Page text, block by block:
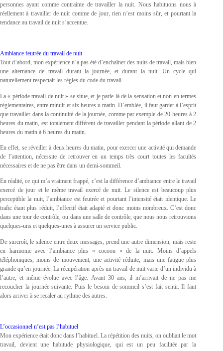
personnes ayant comme contrainte de travailler la nuit. Nous habituons nous à
réellement à travailler de nuit comme de jour, rien n’est moins sûr, et pourtant la
tendance au travail de nuit s’accentue.
Ambiance feutrée du travail de nuit
Tout d’abord, mon expérience n’a pas été d’enchaîner des nuits de travail, mais bien
une alternance de travail durant la journée, et durant la nuit. Un cycle qui
naturellement respectait les règles du code du travail.
La « période travail de nuit » se situe, et je parle là de la sensation et non en termes
réglementaires, entre minuit et six heures u matin. D’emblée, il faut garder à l’esprit
que travailler dans la continuité de la journée, comme par exemple de 20 heures à 2
heures du matin, est totalement différent de travailler pendant la période allant de 2
heures du matin à 6 heures du matin.
En effet, se réveiller à deux heures du matin, pour exercer une activité qui demande
de l’attention, nécessite de retrouver en un temps très court toutes les facultés
nécessaires et de ne pas être dans un demi-sommeil.
En réalité, ce qui m’a vraiment frappé, c’est la différence d’ambiance entre le travail
exercé de jour et le même travail exercé de nuit. Le silence est beaucoup plus
perceptible la nuit, l’ambiance est feutrée et pourtant l’intensité était identique. Le
trafic étant plus réduit, l’effectif était adapté et donc moins nombreux. C’est donc
dans une tour de contrôle, ou dans une salle de contrôle, que nous nous retrouvions
quelques-uns et quelques-unes à assurer un service public.
De surcroît, le silence entre deux messages, prend une autre dimension, mais reste
en harmonie avec l’ambiance plus « cocoon » de la nuit. Moins d’appels
téléphoniques, moins de mouvement, une activité réduite, mais une fatigue plus
grande qu’en journée. La récupération après un travail de nuit varie d’un individu à
l’autre, et même évolue avec l’âge. Avant 30 ans, il m’arrivait de ne pas me
recoucher la journée suivante. Puis le besoin de sommeil s’est fait sentir. Il faut
alors arriver à se recaler au rythme des autres.
L’occasionnel n’est pas l’habituel
Mon expérience était donc dans l’habituel. La répétition des nuits, on oubliait le mot
travail, devient une habitude physiologique, qui est un peu facilitée par la